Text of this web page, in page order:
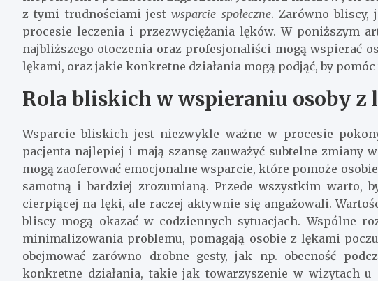
z tymi trudnościami jestwsparcie społeczne. Zarówno bliscy,
procesie leczenia i przezwyciężania lęków. W poniższym
najbliższego otoczenia oraz profesjonaliści mogą wspierać
lękami, oraz jakie konkretne działania mogą podjąć, by
Rola bliskich w wspieraniu osoby z
Wsparcie bliskich jest niezwykle ważne w procesie
pacjenta najlepiej i mają szansę zauważyć subtelne zmiany
mogą zaoferować emocjonalne wsparcie, które pomoże
samotną i bardziej zrozumianą. Przede wszystkim warto,
cierpiącej na lęki, ale raczej aktywnie się angażowali.
bliscy mogą okazać w codziennych sytuacjach. Wspólne
minimalizowania problemu, pomagają osobie z lękami
obejmować zarówno drobne gesty, jak np. obecność
konkretne działania, takie jak towarzyszenie w wizytach